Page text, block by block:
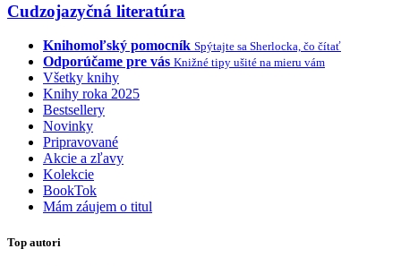
Cudzojazyčná literatúra
Knihomoľský pomocník Spýtajte sa Sherlocka, čo čítať
Odporúčame pre vás Knižné tipy ušité na mieru vám
Všetky knihy
Knihy roka 2025
Bestsellery
Novinky
Pripravované
Akcie a zľavy
Kolekcie
BookTok
Mám záujem o titul
Top autori